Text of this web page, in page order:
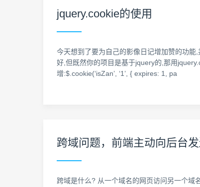
jquery.cookie的使用
今天想到了要为自己的影像日记增加赞的功
好,但既然你的项目是基于jquery的,那用
增:$.cookie(‘isZan’, ‘1’, { expires: 1, pa
跨域问题，前端主动向后台
跨域是什么? 从一个域名的网页访问另一个